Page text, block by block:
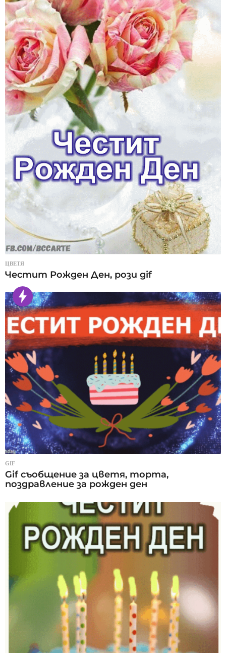
ЦВЕТЯ
Честит Рожден Ден, рози gif
GIF
Gif съобщение за цветя, торта,
поздравление за рожден ден